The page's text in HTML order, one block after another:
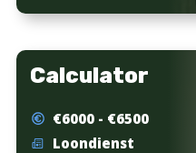
Calculator
€6000 - €6500
Loondienst